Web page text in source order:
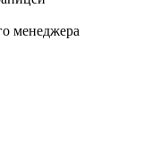
менеджера